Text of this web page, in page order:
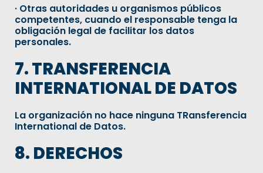
· Otras autoridades u organismos públicos
competentes, cuando el responsable tenga la
obligación legal de facilitar los datos
personales.
7. TRANSFERENCIA
INTERNATIONAL DE DATOS
La organización no hace ninguna TRansferencia
International de Datos.
8. DERECHOS